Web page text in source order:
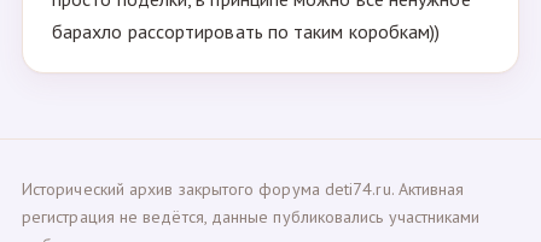
барахло рассортировать по таким коробкам))
Исторический архив закрытого форума deti74.ru. Активная
регистрация не ведётся, данные публиковались участниками